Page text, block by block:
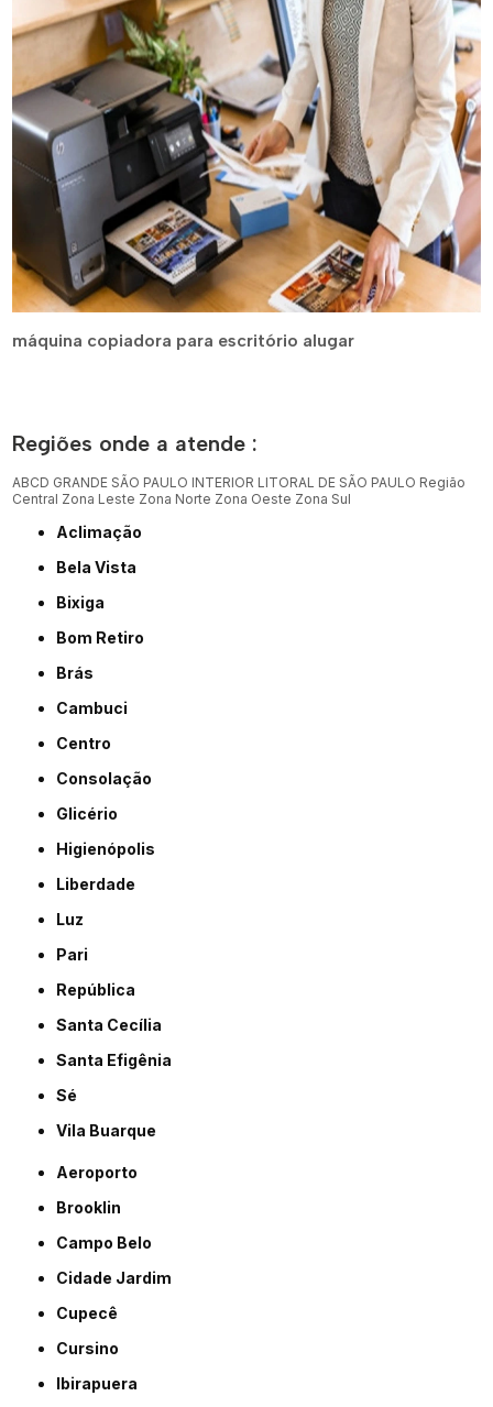
máquina copiadora para escritório alugar
Regiões onde a atende :
ABCD GRANDE SÃO PAULO INTERIOR LITORAL DE SÃO PAULO Região
Central Zona Leste Zona Norte Zona Oeste Zona Sul
Aclimação
Bela Vista
Bixiga
Bom Retiro
Brás
Cambuci
Centro
Consolação
Glicério
Higienópolis
Liberdade
Luz
Pari
República
Santa Cecília
Santa Efigênia
Sé
Vila Buarque
Aeroporto
Brooklin
Campo Belo
Cidade Jardim
Cupecê
Cursino
Ibirapuera